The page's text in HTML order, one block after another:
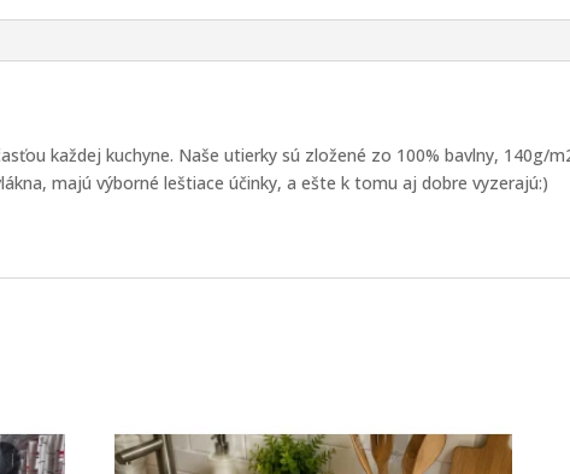
každej kuchyne. Naše utierky sú zložené zo 100% bavlny, 140g/
majú výborné leštiace účinky, a ešte k tomu aj dobre vyzerajú:)